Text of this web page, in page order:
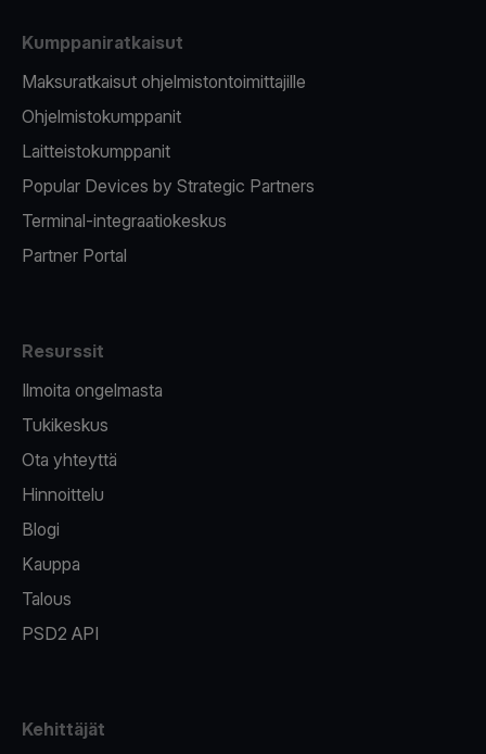
Kumppaniratkaisut
Maksuratkaisut ohjelmistontoimittajille
Ohjelmistokumppanit
Laitteistokumppanit
Popular Devices by Strategic Partners
Terminal-integraatiokeskus
Partner Portal
Resurssit
Ilmoita ongelmasta
Tukikeskus
Ota yhteyttä
Hinnoittelu
Blogi
Kauppa
Talous
PSD2 API
Kehittäjät